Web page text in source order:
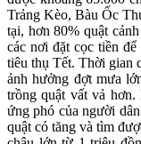
Trảng Kèo, Bàu Ốc
tại, hơn 80% quật
các nơi đặt cọc tiền
tiêu thụ Tết. Thời gian
ảnh hưởng đợt mưa
trồng quật vất vả
ứng phó của người
quật có tăng và tìm